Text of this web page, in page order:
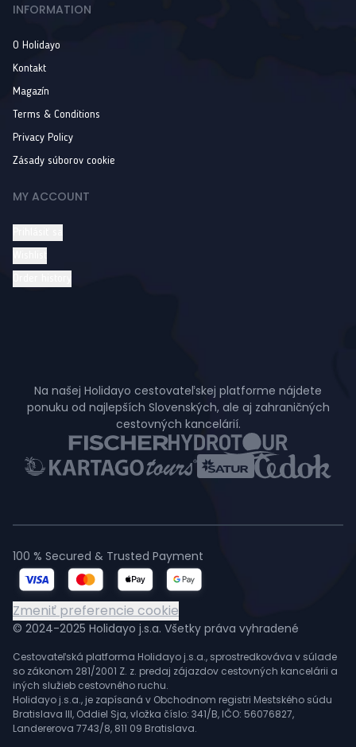
INFORMATION
O Holidayo
Kontakt
Magazín
Terms & Conditions
Privacy Policy
Zásady súborov cookie
MY ACCOUNT
Na našej Holidayo cestovateľskej platforme nájdete
ponuku od najlepších Slovenských, ale aj zahraničných
cestovných kancelárií.
© 2024-2025 Holidayo j.s.a. Všetky práva vyhradené
Cestovateľská platforma Holidayo j.s.a., sprostredkováva v súlade
so zákonom 281/2001 Z. z. predaj zájazdov cestovných kancelárii a
iných služieb cestovného ruchu.
Holidayo j.s.a., je zapísaná v Obchodnom registri Mestského súdu
Bratislava III, Oddiel Sja, vložka číslo: 341/B, IČO: 56076827,
Landererova 7743/8, 811 09 Bratislava.
100 % Secured & Trusted Payment
Zmeniť preferencie cookie